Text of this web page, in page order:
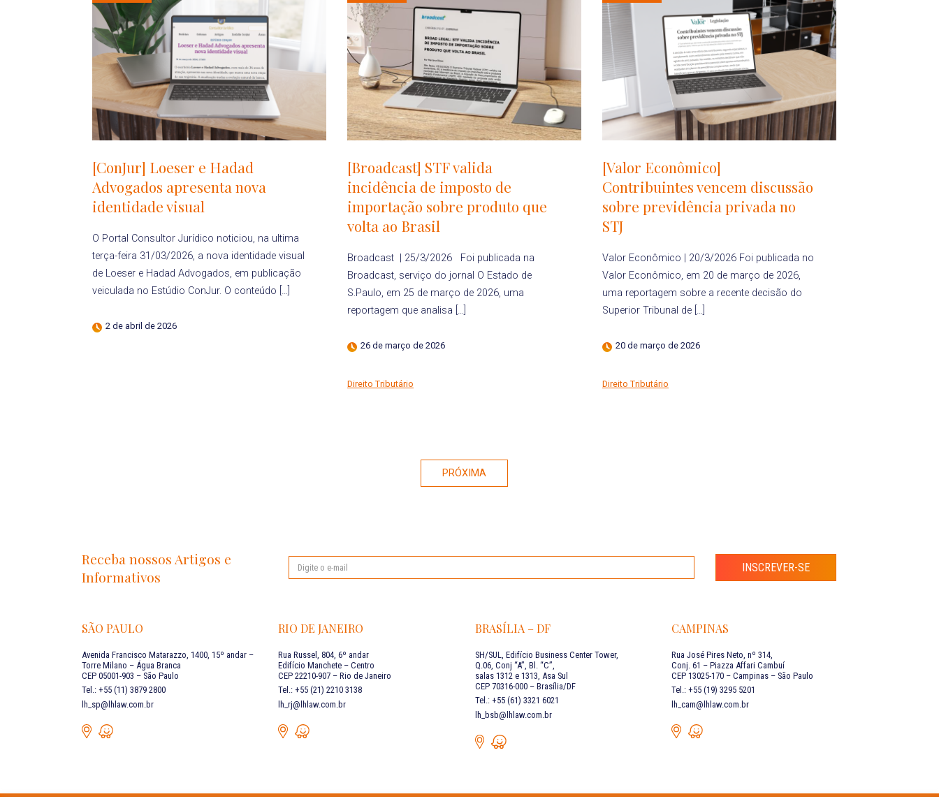
[ConJur] Loeser e Hadad
Advogados apresenta nova
identidade visual
O Portal Consultor Jurídico noticiou, na ultima
terça-feira 31/03/2026, a nova identidade visual
de Loeser e Hadad Advogados, em publicação
veiculada no Estúdio ConJur. O conteúdo […]
2 de abril de 2026
[Broadcast] STF valida
incidência de imposto de
importação sobre produto que
volta ao Brasil
Broadcast | 25/3/2026 Foi publicada na
Broadcast, serviço do jornal O Estado de
S.Paulo, em 25 de março de 2026, uma
reportagem que analisa […]
26 de março de 2026
Direito Tributário
[Valor Econômico]
Contribuintes vencem discussão
sobre previdência privada no
STJ
Valor Econômico | 20/3/2026 Foi publicada no
Valor Econômico, em 20 de março de 2026,
uma reportagem sobre a recente decisão do
Superior Tribunal de […]
20 de março de 2026
Direito Tributário
PRÓXIMA
Receba nossos Artigos e
Informativos
INSCREVER-SE
SÃO PAULO
Avenida Francisco Matarazzo, 1400, 15º andar –
Torre Milano – Água Branca
CEP 05001-903 – São Paulo
Tel.: +55 (11) 3879 2800
lh_sp@lhlaw.com.br
RIO DE JANEIRO
Rua Russel, 804, 6º andar
Edifício Manchete – Centro
CEP 22210-907 – Rio de Janeiro
Tel.: +55 (21) 2210 3138
lh_rj@lhlaw.com.br
BRASÍLIA – DF
SH/SUL, Edifício Business Center Tower,
Q.06, Conj “A”, Bl. “C”,
salas 1312 e 1313, Asa Sul
CEP 70316-000 – Brasília/DF
Tel.: +55 (61) 3321 6021
lh_bsb@lhlaw.com.br
CAMPINAS
Rua José Pires Neto, nº 314,
Conj. 61 – Piazza Affari Cambuí
CEP 13025-170 – Campinas – São Paulo
Tel.: +55 (19) 3295 5201
lh_cam@lhlaw.com.br